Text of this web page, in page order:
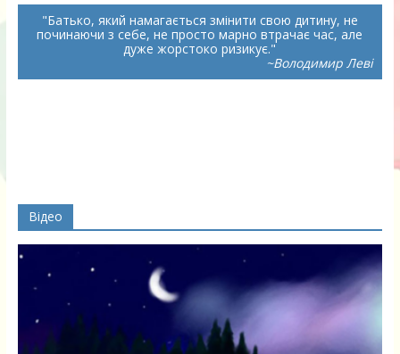
Батько, який намагається змінити свою дитину, не
починаючи з себе, не просто марно втрачає час, але
дуже жорстоко ризикує.
~Володимир Леві
Відео